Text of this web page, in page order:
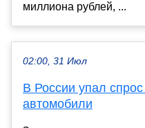
миллиона рублей, ...
02:00, 31 Июл
В России упал
автомобили